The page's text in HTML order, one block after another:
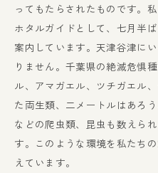
ってもたらされたものです。
ホタルガイドとして、七月半
案内しています。天津谷津に
りません。千葉県の絶滅危惧
ル、アマガエル、ツチガエル
た両生類、二メートルはあろ
などの爬虫類、昆虫も数えら
す。このような環境を私たち
えています。